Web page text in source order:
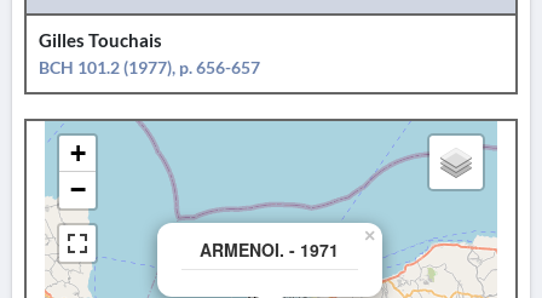
Gilles Touchais
BCH 101.2 (1977), p. 656-657
ARMENOI. - 1971
×
+
−